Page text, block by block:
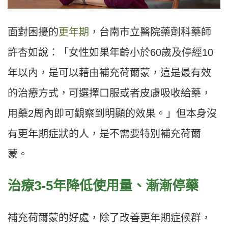
面對困擾的更年期 ，台南市立醫院藥劑科藥師
許杏如說：「女性如果年齡小於60歲及停經10
年以內，是可以藉由補充荷爾蒙，這是最有效
的治療方式，可選擇口服或者皮膚吸收給藥，
用藥2周內即可觀察到明顯的效果。」但本身沒
有更年期症狀的人，是不需要特別補充荷爾
蒙。
治療3-5年降低使用量、 漸漸停藥
補充荷爾蒙的好處，除了改善更年期症候群，